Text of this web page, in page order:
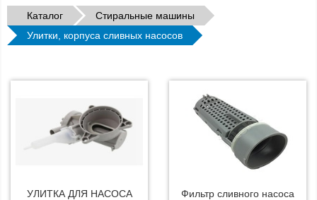
Каталог
Стиральные машины
Улитки, корпуса сливных насосов
УЛИТКА ДЛЯ НАСОСА
Фильтр сливного насоса